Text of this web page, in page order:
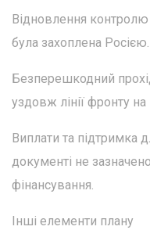
Відновлення
була захоплена Росією.
Безперешкодний
уздовж лінії фронту на
Виплати та підтримка
документі не
фінансування.
Інші елементи плану